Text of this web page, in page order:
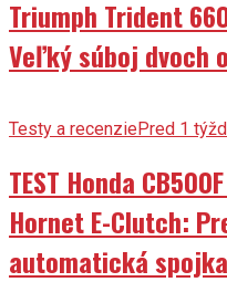
Triumph Trident
Veľký súboj dvoch
Testy a recenziePred 1
TEST Honda
Hornet E-Clutch:
automatická